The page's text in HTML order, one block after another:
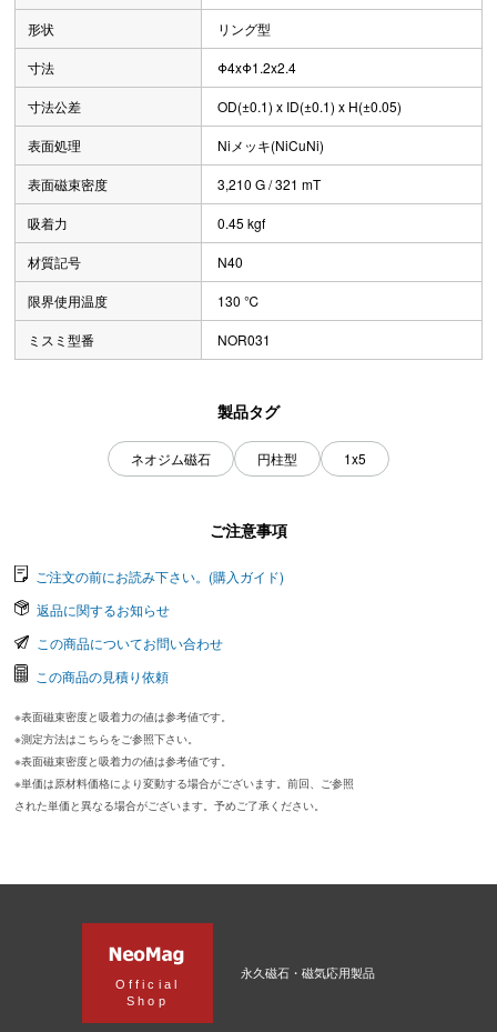
形状 リング型
寸法 Φ4xΦ1.2x2.4
寸法公差 OD(±0.1) x ID(±0.1) x H(±0.05)
表面処理 Niメッキ(NiCuNi)
表面磁束密度 3,210 G / 321 mT
吸着力 0.45 kgf
材質記号 N40
限界使用温度 130 ℃
ミスミ型番 NOR031
製品タグ
ネオジム磁石 円柱型 1x5
ご注意事項
ご注文の前にお読み下さい。(購入ガイド)
返品に関するお知らせ
この商品についてお問い合わせ
この商品の見積り依頼
※表面磁束密度と吸着力の値は参考値です。
※測定方法はこちらをご参照下さい。
※表面磁束密度と吸着力の値は参考値です。
※単価は原材料価格により変動する場合がございます。前回、ご参照
された単価と異なる場合がございます。予めご了承ください。
Official
Shop
永久磁石・磁気応用製品